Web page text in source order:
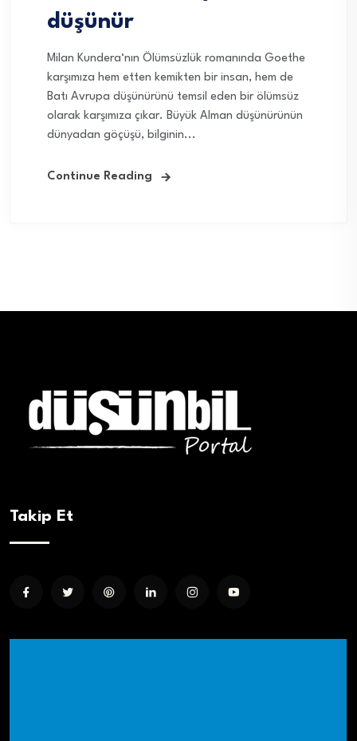
düşünür
Milan Kundera‘nın Ölümsüzlük romanında Goethe
karşımıza hem etten kemikten bir insan, hem de
Batı Avrupa düşünürünü temsil eden bir ölümsüz
olarak karşımıza çıkar. Büyük Alman düşünürünün
dünyadan göçüşü, bilginin...
Continue Reading
Takip Et